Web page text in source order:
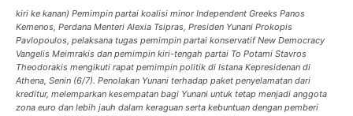
kiri ke kanan) Pemimpin partai koalisi minor Independent Greeks Panos
Kemenos, Perdana Menteri Alexia Tsipras, Presiden Yunani Prokopis
Pavlopoulos, pelaksana tugas pemimpin partai konservatif New Democracy
Vangelis Meimrakis dan pemimpin kiri-tengah partai To Potami Stavros
Theodorakis mengikuti rapat pemimpin politik di Istana Kepresidenan di
Athena, Senin (6/7). Penolakan Yunani terhadap paket penyelamatan dari
kreditur, melemparkan kesempatan bagi Yunani untuk tetap menjadi anggota
zona euro dan lebih jauh dalam keraguan serta kebuntuan dengan pemberi